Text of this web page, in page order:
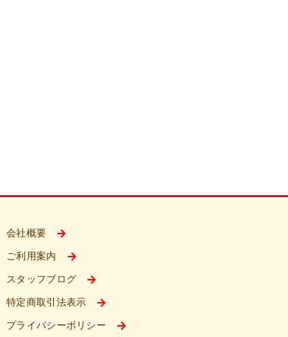
会社概要
ご利用案内
スタッフブログ
特定商取引法表示
プライバシーポリシー